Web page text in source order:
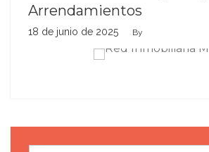
Arrendamientos
18 de junio de 2025 By